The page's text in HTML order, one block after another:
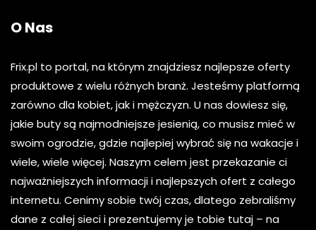
O Nas
Frix.pl to portal, na którym znajdziesz najlepsze oferty
produktowe z wielu różnych branż. Jesteśmy platformą
zarówno dla kobiet, jak i mężczyzn. U nas dowiesz się,
jakie buty są najmodniejsze jesienią, co musisz mieć w
swoim ogrodzie, gdzie najlepiej wybrać się na wakacje i
wiele, wiele więcej. Naszym celem jest przekazanie ci
najważniejszych informacji i najlepszych ofert z całego
internetu. Cenimy sobie twój czas, dlatego zebraliśmy
dane z całej sieci i prezentujemy je tobie tutaj – na